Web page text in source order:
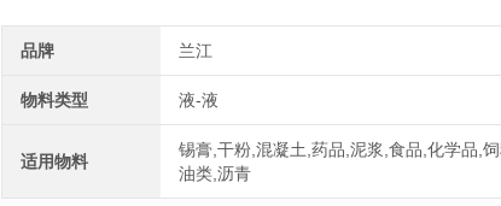
品牌 兰江
物料类型 液-液
适用物料
锡膏,干粉,混凝土,药品,泥浆,食品,化学品,饲
油类,沥青